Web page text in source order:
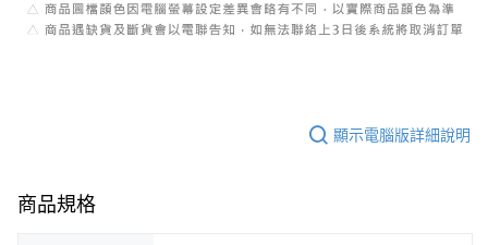
顯示電腦版詳細說明
商品規格